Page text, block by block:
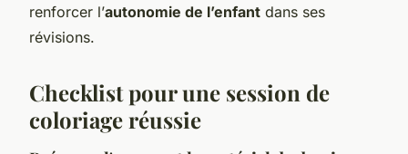
renforcer l’autonomie de l’enfant dans ses
révisions.
Checklist pour une session de
coloriage réussie